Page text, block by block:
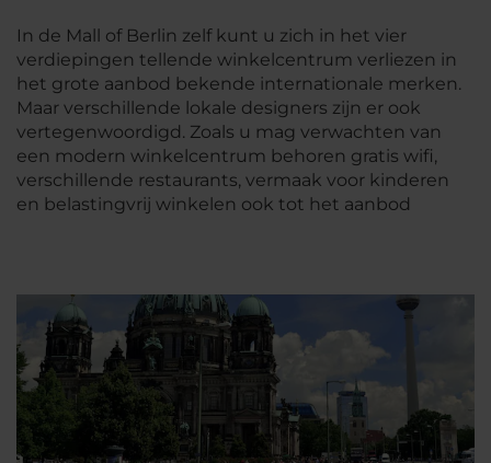
In de Mall of Berlin zelf kunt u zich in het vier
verdiepingen tellende winkelcentrum verliezen in
het grote aanbod bekende internationale merken.
Maar verschillende lokale designers zijn er ook
vertegenwoordigd. Zoals u mag verwachten van
een modern winkelcentrum behoren gratis wifi,
verschillende restaurants, vermaak voor kinderen
en belastingvrij winkelen ook tot het aanbod